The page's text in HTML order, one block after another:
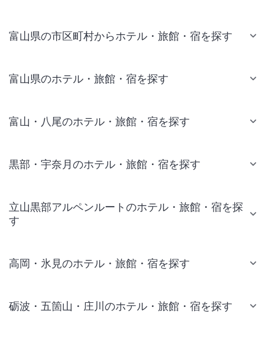
富山県の市区町村からホテル・旅館・宿を探す
富山県のホテル・旅館・宿を探す
富山・八尾のホテル・旅館・宿を探す
黒部・宇奈月のホテル・旅館・宿を探す
立山黒部アルペンルートのホテル・旅館・宿を探
す
高岡・氷見のホテル・旅館・宿を探す
砺波・五箇山・庄川のホテル・旅館・宿を探す